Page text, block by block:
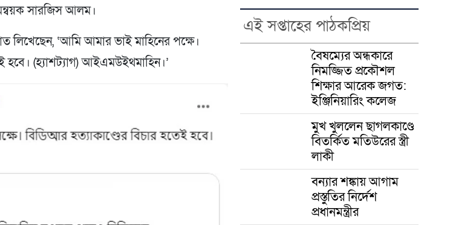
সারজিস আলম।
লিখেছেন, ‘আমি আমার ভাই মাহিনের পক্ষে।
হবে। (হ্যাশট্যাগ) আইএমউইথমাহিন।’
এই সপ্তাহের পাঠকপ্রিয়
বৈষম্যের অন্ধকারে
নিমজ্জিত প্রকৌশল
শিক্ষার আরেক জগত:
ইঞ্জিনিয়ারিং কলেজ
মুখ খুললেন ছাগলকাণ্ডে
বিতর্কিত মতিউরের স্ত্রী
লাকী
বন্যার শঙ্কায় আগাম
প্রস্তুতির নির্দেশ
প্রধানমন্ত্রীর